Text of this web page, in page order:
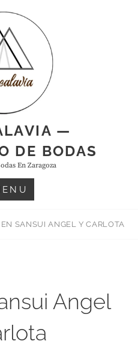
—
DE BODAS
En Zaragoza
SANSUI ANGEL Y CARLOTA
Angel